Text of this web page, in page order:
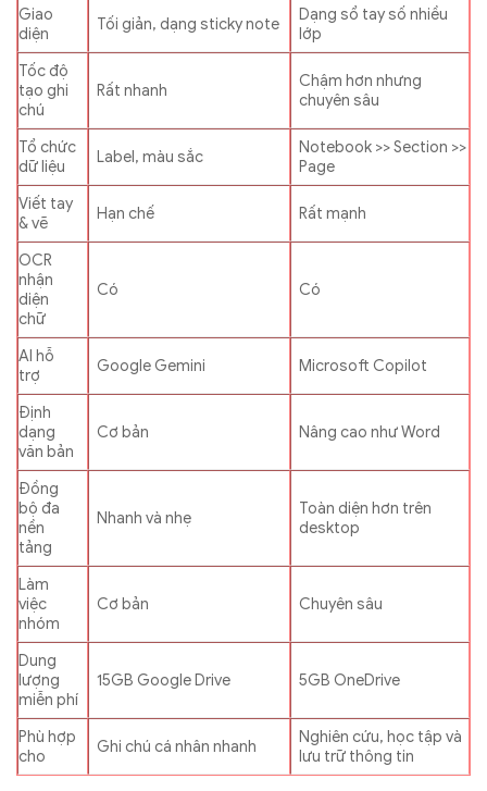
Giao
diện
Tối giản, dạng sticky note
Dạng sổ tay số nhiều
lớp
Tốc độ
tạo ghi
chú
Rất nhanh
Chậm hơn nhưng
chuyên sâu
Tổ chức
dữ liệu
Label, màu sắc
Notebook >> Section >>
Page
Viết tay
& vẽ
Hạn chế Rất mạnh
OCR
nhận
diện
chữ
Có Có
AI hỗ
trợ
Google Gemini Microsoft Copilot
Định
dạng
văn bản
Cơ bản Nâng cao như Word
Đồng
bộ đa
nền
tảng
Nhanh và nhẹ
Toàn diện hơn trên
desktop
Làm
việc
nhóm
Cơ bản Chuyên sâu
Dung
lượng
miễn phí
15GB Google Drive 5GB OneDrive
Phù hợp
cho
Ghi chú cá nhân nhanh
Nghiên cứu, học tập và
lưu trữ thông tin